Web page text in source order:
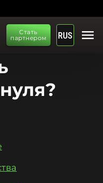
Стать
партнером
RUS menu